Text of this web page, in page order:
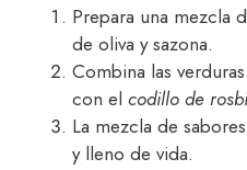
Prepara una mezcla
de oliva y sazona.
Combina las
con el codillo de
La mezcla de
y lleno de vida.